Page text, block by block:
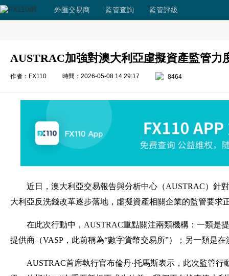
外匯交易商 監管查詢 監管評級
AUSTRAC加強對澳大利亞虛擬資產監管力
作者：FX110 時間：2026-05-08 14:29:17 8464
近日，澳大利亞交易報告與分析中心（AUSTRAC）針
大利亞反洗錢改革逐步落地，虛擬資產相關企業的監管要求
在此次行動中，AUSTRAC重點關注兩類機構：一類是
提供商（VASP，此前稱為“數字貨幣交易所”）；另一類是
AUSTRAC首席執行官布倫丹·托馬斯表示，此次監管